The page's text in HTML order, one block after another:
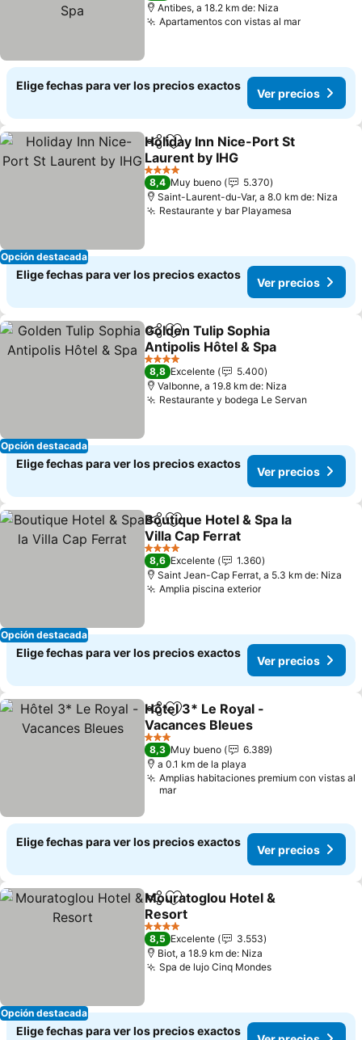
Antibes, a 18.2 km de: Niza
Apartamentos con vistas al mar
Elige fechas para ver los precios exactos
Ver precios
Opción destacada
CompartirAgregar a favoritos
Holiday Inn Nice-Port St
Laurent by IHG
4 Estrellas
8,4 Muy bueno
5.370
Saint-Laurent-du-Var, a 8.0 km de: Niza
Restaurante y bar Playamesa
Elige fechas para ver los precios exactos
Ver precios
Opción destacada
CompartirAgregar a favoritos
Golden Tulip Sophia
Antipolis Hôtel & Spa
4 Estrellas
8,8 Excelente
5.400
Valbonne, a 19.8 km de: Niza
Restaurante y bodega Le Servan
Elige fechas para ver los precios exactos
Ver precios
Opción destacada
CompartirAgregar a favoritos
Boutique Hotel & Spa la
Villa Cap Ferrat
4 Estrellas
8,6 Excelente
1.360
Saint Jean-Cap Ferrat, a 5.3 km de: Niza
Amplia piscina exterior
Elige fechas para ver los precios exactos
Ver precios
CompartirAgregar a favoritos
Hôtel 3* Le Royal -
Vacances Bleues
3 Estrellas
8,3 Muy bueno
6.389
a 0.1 km de la playa
Amplias habitaciones premium con vistas al
mar
Elige fechas para ver los precios exactos
Ver precios
Opción destacada
CompartirAgregar a favoritos
Mouratoglou Hotel &
Resort
4 Estrellas
8,5 Excelente
3.553
Biot, a 18.9 km de: Niza
Spa de lujo Cinq Mondes
Elige fechas para ver los precios exactos